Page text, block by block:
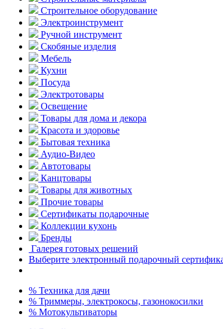
Строительное оборудование
Электроинструмент
Ручной инструмент
Скобяные изделия
Мебель
Кухни
Посуда
Электротовары
Освещение
Товары для дома и декора
Красота и здоровье
Бытовая техника
Аудио-Видео
Автотовары
Канцтовары
Товары для животных
Прочие товары
Сертификаты подарочные
Коллекции кухонь
Бренды
Галерея готовых решений
Выберите электронный подарочный
% Техника для дачи
% Триммеры, электрокосы, газонокосилки
% Мотокультиваторы